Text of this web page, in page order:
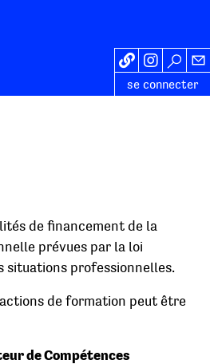
se connecter
de financement de la
prévues par la loi
professionnelles.
de formation peut être
de Compétences